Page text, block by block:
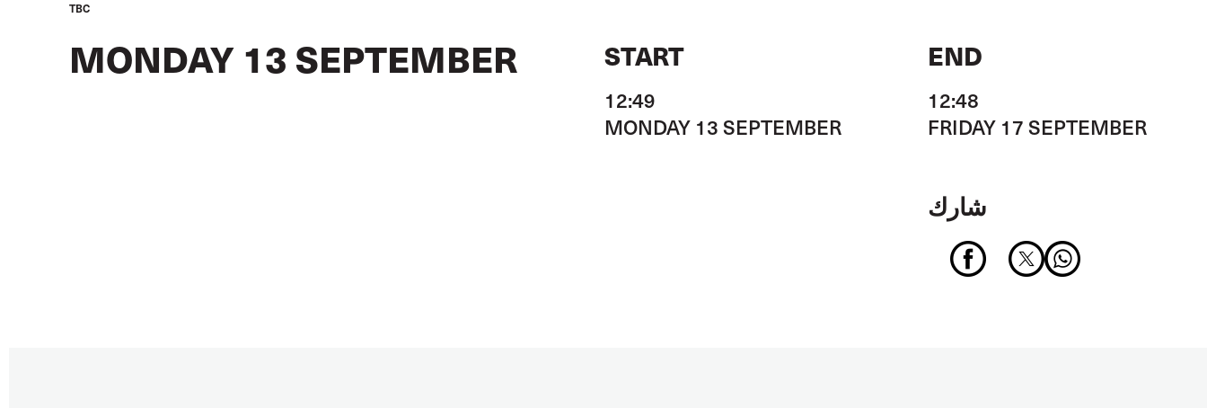
TBC
MONDAY 13 SEPTEMBER START
12:49
MONDAY 13 SEPTEMBER
END
12:48
FRIDAY 17 SEPTEMBER
شارك